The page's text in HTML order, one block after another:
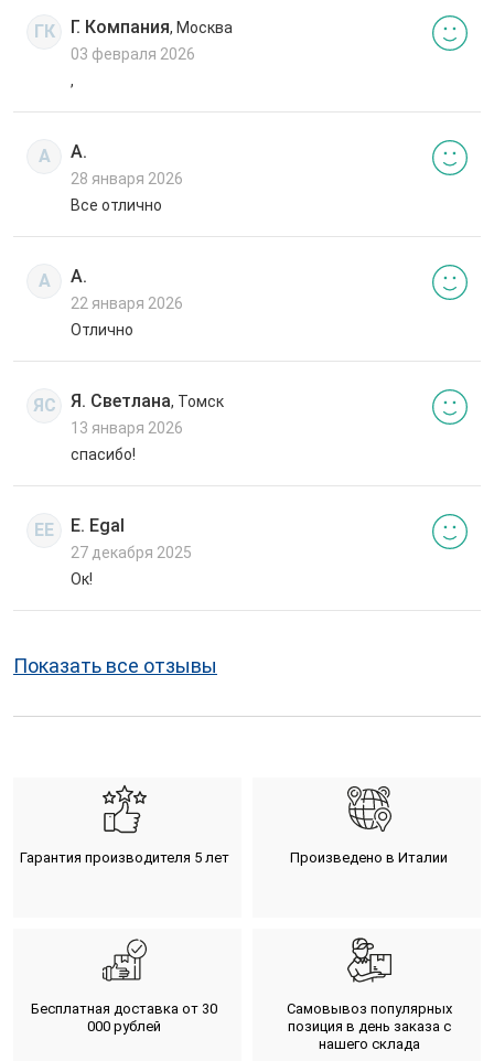
ГК Г. Компания, Москва
03 февраля 2026
,
А А.
28 января 2026
Все отлично
А А.
22 января 2026
Отлично
ЯС Я. Светлана, Томск
13 января 2026
спасибо!
EE E. Egal
27 декабря 2025
Ок!
Показать все отзывы
Гарантия производителя 5 лет Произведено в Италии
Бесплатная доставка от 30
000 рублей
Самовывоз популярных
позиция в день заказа с
нашего склада